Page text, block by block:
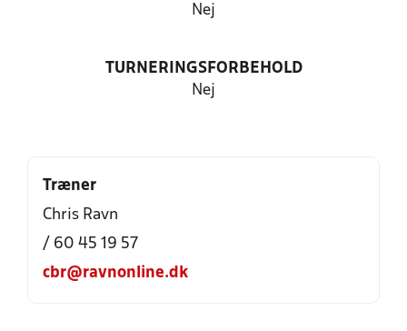
Nej
TURNERINGSFORBEHOLD
Nej
Træner
Chris Ravn
/ 60 45 19 57
cbr@ravnonline.dk